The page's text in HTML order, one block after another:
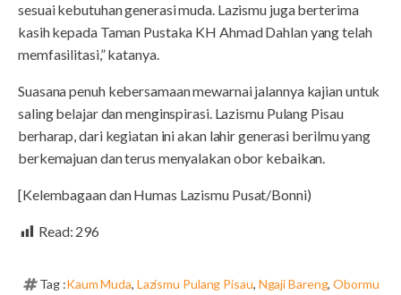
sesuai kebutuhan generasi muda. Lazismu juga berterima
kasih kepada Taman Pustaka KH Ahmad Dahlan yang telah
memfasilitasi,” katanya.
Suasana penuh kebersamaan mewarnai jalannya kajian untuk
saling belajar dan menginspirasi. Lazismu Pulang Pisau
berharap, dari kegiatan ini akan lahir generasi berilmu yang
berkemajuan dan terus menyalakan obor kebaikan.
[Kelembagaan dan Humas Lazismu Pusat/Bonni)
Read: 296
Tag :Kaum Muda, Lazismu Pulang Pisau, Ngaji Bareng,Obormu